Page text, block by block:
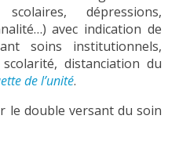
scolaires, dépressions,
avec indication de
soins institutionnels,
distanciation du
de l’unité.
le double versant du soin